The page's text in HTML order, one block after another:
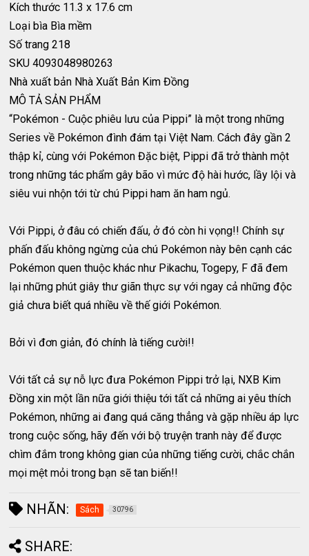
Kích thước 11.3 x 17.6 cm
Loại bìa Bìa mềm
Số trang 218
SKU 4093048980263
Nhà xuất bản Nhà Xuất Bản Kim Đồng
MÔ TẢ SẢN PHẨM
“Pokémon - Cuộc phiêu lưu của Pippi” là một trong những
Series về Pokémon đình đám tại Việt Nam. Cách đây gần 2
thập kỉ, cùng với Pokémon Đặc biệt, Pippi đã trở thành một
trong những tác phẩm gây bão vì mức độ hài hước, lầy lội và
siêu vui nhộn tới từ chú Pippi ham ăn ham ngủ.
Với Pippi, ở đâu có chiến đấu, ở đó còn hi vọng!! Chính sự
phấn đấu không ngừng của chú Pokémon này bên cạnh các
Pokémon quen thuộc khác như Pikachu, Togepy, F đã đem
lại những phút giây thư giãn thực sự với ngay cả những độc
giả chưa biết quá nhiều về thế giới Pokémon.
Bởi vì đơn giản, đó chính là tiếng cười!!
Với tất cả sự nỗ lực đưa Pokémon Pippi trở lại, NXB Kim
Đồng xin một lần nữa giới thiệu tới tất cả những ai yêu thích
Pokémon, những ai đang quá căng thẳng và gặp nhiều áp lực
trong cuộc sống, hãy đến với bộ truyện tranh này để được
chìm đắm trong không gian của những tiếng cười, chắc chắn
mọi mệt mỏi trong bạn sẽ tan biến!!
NHÃN: Sách 30796
SHARE: